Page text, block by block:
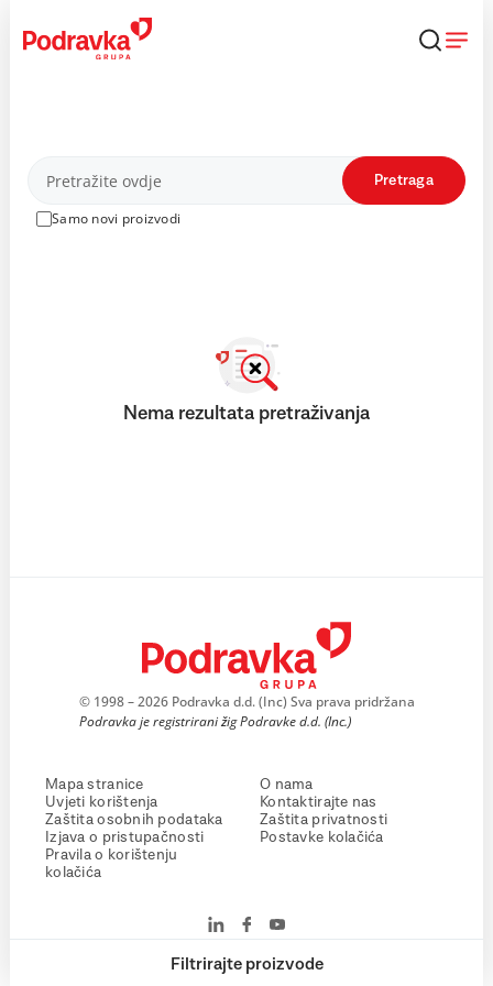
content
Proizvodi
Samo novi proizvodi
Pretraga
Filtrirajte proizvode
Nema rezultata pretraživanja
© 1998 – 2026 Podravka d.d. (Inc) Sva prava pridržana
Podravka je registrirani žig Podravke d.d. (Inc.)
Mapa stranice
Uvjeti korištenja
Zaštita osobnih podataka
Izjava o pristupačnosti
Pravila o korištenju
kolačića
O nama
Kontaktirajte nas
Zaštita privatnosti
Postavke kolačića